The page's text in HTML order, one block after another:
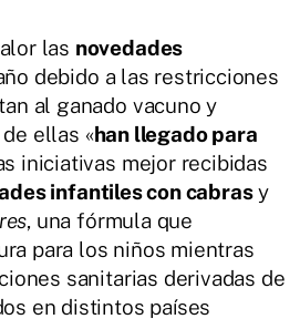
las novedades
debido a las restricciones
al ganado vacuno y
ellas «han llegado para
iniciativas mejor recibidas
infantiles con cabrasy
, una fórmula que
para los niños mientras
sanitarias derivadas de
en distintos países